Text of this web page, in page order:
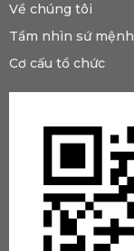
Về chúng tôi
Tầm nhìn sứ mệnh
Cơ cấu tổ chức